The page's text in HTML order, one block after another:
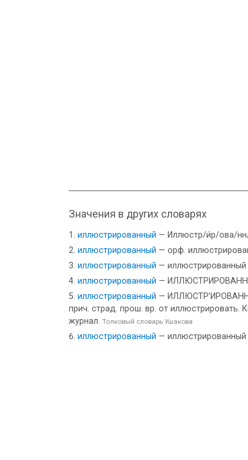
Значения в других словарях
иллюстрированный — Иллюстр/и́р/ова/
иллюстрированный — орф.
иллюстрированный — иллюстрированный
иллюстрированный —
иллюстрированный —
прич. страд. прош. вр. от
журнал. Толковый словарь Ушакова
иллюстрированный —